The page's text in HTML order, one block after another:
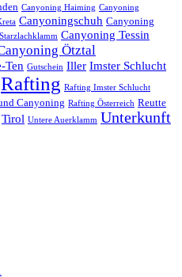
Canyoning Haiming Canyoning
Canyoningschuh Canyoning
Canyoning Tessin
Ötztal
Ten Gutschein Iller Imster Schlucht
Rafting Rafting Imster Schlucht
Canyoning Rafting Österreich Reutte
Tirol Untere Auerklamm Unterkunft